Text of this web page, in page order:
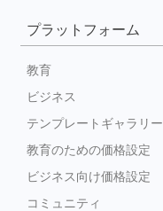
プラットフォーム
教育
ビジネス
テンプレートギャラリー
教育のための価格設定
ビジネス向け価格設定
コミュニティ